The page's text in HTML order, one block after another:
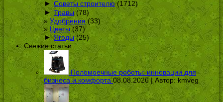
► Советы строителю(1712)
► Травы(78)
Удобрения(33)
Цветы(37)
► Ягоды(25)
Свежие статьи
Поломоечные роботы: инновации для
бизнеса и комфорта 08.08.2026 | Автор:kmveg